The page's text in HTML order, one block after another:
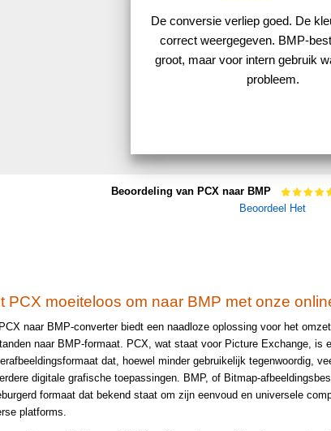
De conversie verliep goed. De
correct weergegeven. BMP-
groot, maar voor intern gebruik
probleem.
Beoordeling van PCX naar BMP
Beoordeel Het
PCX moeiteloos om naar BMP met onze
naar BMP-converter biedt een naadloze oplossing voor het
naar BMP-formaat. PCX, wat staat voor Picture Exchange, is
dat, hoewel minder gebruikelijk tegenwoordig,
digitale grafische toepassingen. BMP, of Bitmap-
formaat dat bekend staat om zijn eenvoud en universele
platforms.